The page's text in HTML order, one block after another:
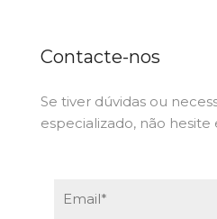
Contacte-nos
Se tiver dúvidas ou
especializado, não